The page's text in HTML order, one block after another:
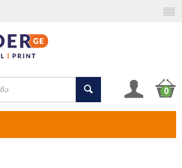
0